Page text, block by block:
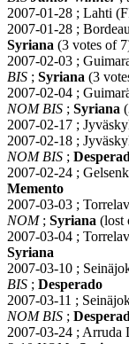
2007-01-28 ; Lahti
2007-01-28 ;
Syriana (3 votes of
2007-02-03 ;
BIS ; Syriana (3
2007-02-04 ;
NOM BIS ; Syriana
2007-02-17 ;
2007-02-18 ;
NOM BIS ;
2007-02-24 ;
Memento
2007-03-03 ;
NOM; Syriana (lost
2007-03-04 ;
Syriana
2007-03-10 ;
BIS ; Desperado
2007-03-11 ;
NOM BIS ;
2007-03-24 ; Arruda